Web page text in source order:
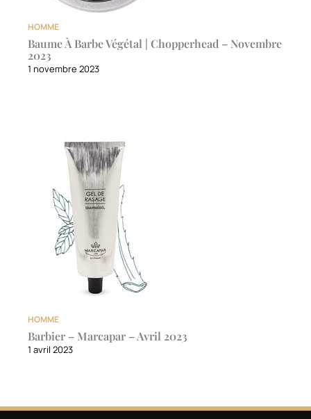
HOMME
Baume À Barbe Végétal | Chopperhead – Novembre
2023
1 novembre 2023
HOMME
Barbier – Marcapar – Avril 2023
1 avril 2023